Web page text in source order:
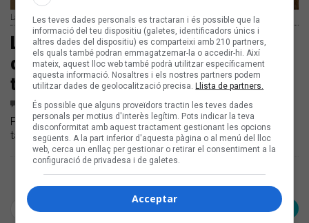
Laura i Llum
Laura i Llum d''Eufòria': «És un deure
que TV3 tingui una representació
total dels ciutadans que la paguem»
COMENTARI
Parlem amb Laura i Llum sobre el seu pas pel concurs de
talents de TV3
Pàgina 1 de 1
< Anterior Següent >
Les teves dades personals es tractaran i és possible que la
informació del teu dispositiu (galetes, identificadors únics i
altres dades del dispositiu) es comparteixi amb 210 partners,
els quals també podran emmagatzemar-la o accedir-hi. Així
mateix, aquest lloc web també podrà utilitzar específicament
aquesta informació. Nosaltres i els nostres partners podem
utilitzar dades de geolocalització precisa. Llista de partners.
És possible que alguns proveïdors tractin les teves dades
personals per motius d'interès legítim. Pots indicar la teva
disconformitat amb aquest tractament gestionant les opcions
següents. A la part inferior d'aquesta pàgina o al menú del lloc
web, cerca un enllaç per gestionar o retirar el consentiment a la
configuració de privadesa i de galetes.
Acceptar